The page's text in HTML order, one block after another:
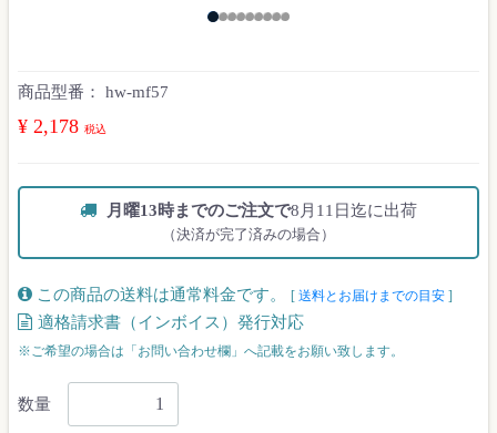
商品型番： hw-mf57
¥ 2,178 税込
月曜13時までのご注文で8月11日迄に出荷
（決済が完了済みの場合）
この商品の送料は通常料金です。 [ 送料とお届けまでの目安 ]
適格請求書（インボイス）発行対応
※ご希望の場合は「お問い合わせ欄」へ記載をお願い致します。
数量